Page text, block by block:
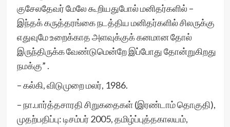
குசேலதேவர் மேலே கூறியதுபோல் மனிதர்களில் –
இந்தக் கருத்தரங்கை நடத்திய மனிதர்களில் சிலருக்கு
எதுவுமே உறைக்காத அளவுக்குக் கனமான தோல்
இருந்திருக்க வேண்டுமென்றே இப்போது தோன்றுகிறது
நமக்கு” .
– கல்கி, விடுமுறை மலர், 1986.
– நா.பார்த்தசாரதி சிறுகதைகள் (இரண்டாம் தொகுதி),
முதற்பதிப்பு: டிசம்பர் 2005, தமிழ்ப்புத்தகாலயம்,